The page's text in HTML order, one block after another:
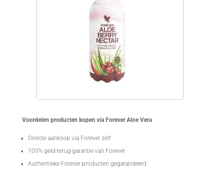
Voordelen producten kopen via Forever Aloe Vera
Directe aankoop via Forever zelf
100% geld-terug-garantie van Forever
Authentieke Forever-producten gegarandeerd